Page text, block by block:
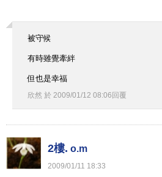
被守候
有時雖覺牽絆
但也是幸福
欣然 於 2009/01/12 08:06 回覆
2樓. o.m
2009/01/11 18:33